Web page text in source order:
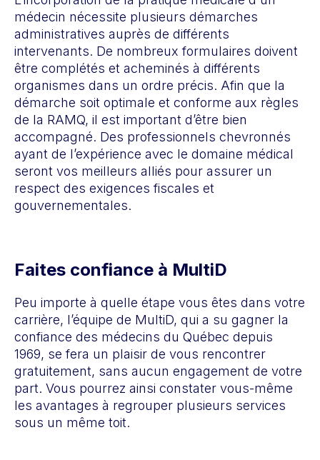
médecin nécessite plusieurs démarches
administratives auprès de différents
intervenants. De nombreux formulaires doivent
être complétés et acheminés à différents
organismes dans un ordre précis. Afin que la
démarche soit optimale et conforme aux règles
de la RAMQ, il est important d’être bien
accompagné. Des professionnels chevronnés
ayant de l’expérience avec le domaine médical
seront vos meilleurs alliés pour assurer un
respect des exigences fiscales et
gouvernementales.
Faites confiance à MultiD
Peu importe à quelle étape vous êtes dans votre
carrière, l’équipe de MultiD, qui a su gagner la
confiance des médecins du Québec depuis
1969, se fera un plaisir de vous rencontrer
gratuitement, sans aucun engagement de votre
part. Vous pourrez ainsi constater vous-même
les avantages à regrouper plusieurs services
sous un même toit.